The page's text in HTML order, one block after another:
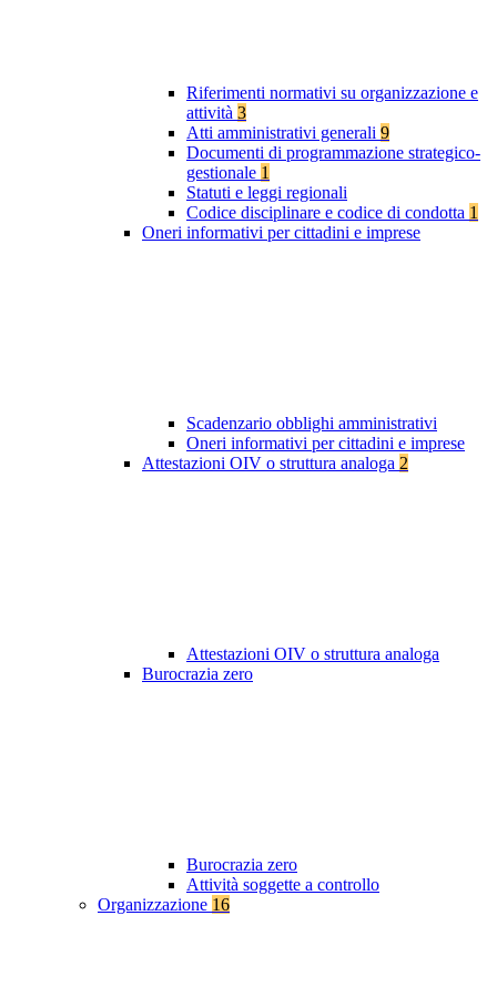
Riferimenti normativi su organizzazione e
attività 3
Atti amministrativi generali 9
Documenti di programmazione strategico-
gestionale 1
Statuti e leggi regionali
Codice disciplinare e codice di condotta 1
Oneri informativi per cittadini e imprese
Scadenzario obblighi amministrativi
Oneri informativi per cittadini e imprese
Attestazioni OIV o struttura analoga 2
Attestazioni OIV o struttura analoga
Burocrazia zero
Burocrazia zero
Attività soggette a controllo
Organizzazione 16